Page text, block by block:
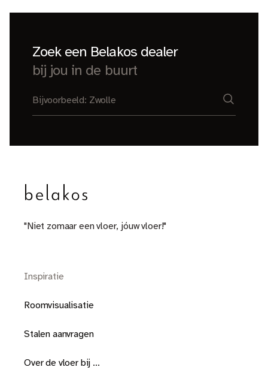
Zoek een Belakos dealer
bij jou in de buurt
"Niet zomaar een vloer, jóuw vloer!"
Inspiratie
Roomvisualisatie
Stalen aanvragen
Over de vloer bij ...